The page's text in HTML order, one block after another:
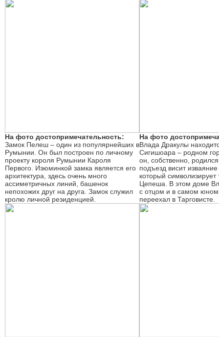
На фото достопримечательность:
Замок Пелеш – один из популярнейших в
Румынии. Он был построен по личному
проекту короля Румынии Кароля
Первого. Изюминкой замка является его
архитектура, здесь очень много
ассиметричных линий, башенок
непохожих друг на друга. Замок служил
кролю личной резиденцией.
На фото
Влада Дракулы
Сигишоара – родном
он, собственно,
подъезд висит
который символизирует
Цепеша. В этом доме
с отцом и в самом юном
переехал в Тарговисте.